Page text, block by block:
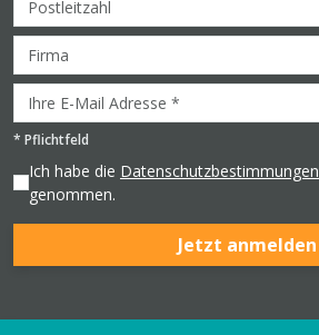
* Pflichtfeld
Ich habe die Datenschutzbestimmungen
genommen.
Jetzt anmelden